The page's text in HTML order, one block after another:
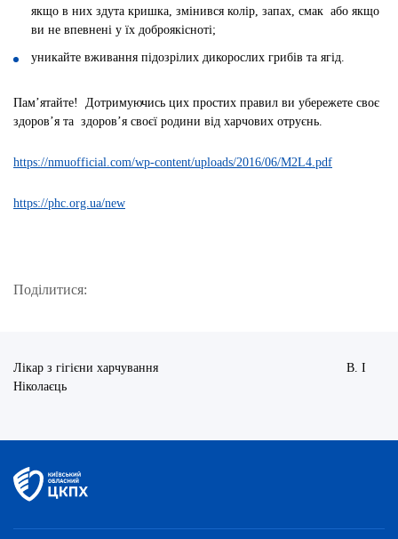
якщо в них здута кришка, змінився колір, запах, смак або якщо
ви не впевнені у їх доброякісноті;
уникайте вживання підозрілих дикорослих грибів та ягід.
Пам’ятайте! Дотримуючись цих простих правил ви убережете своє
здоров’я та здоров’я своєї родини від харчових отруєнь.
https://nmuofficial.com/wp-content/uploads/2016/06/M2L4.pdf
https://phc.org.ua/new
Поділитися:
Лікар з гігієни харчування В. І
Ніколаєць